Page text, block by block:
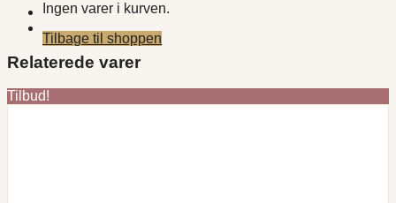
Ingen varer i kurven.
Tilbage til shoppen
Relaterede varer
Tilbud!